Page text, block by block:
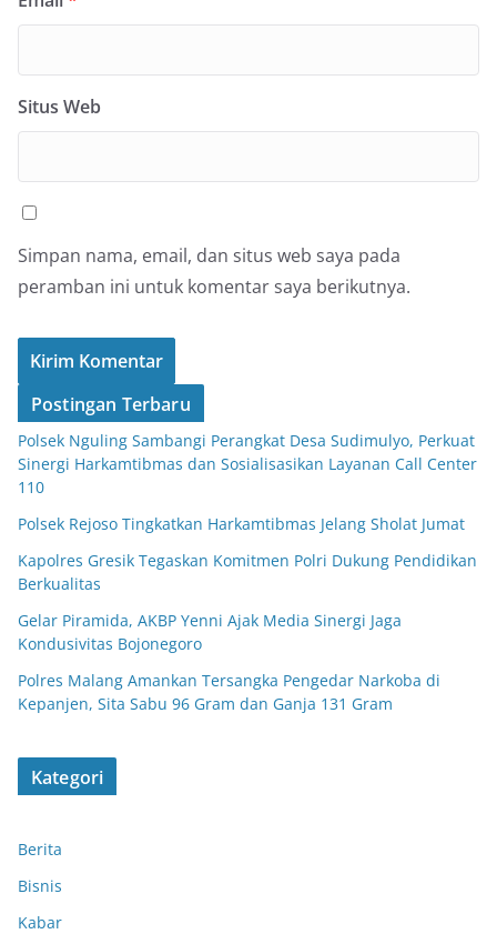
Situs Web
Simpan nama, email, dan situs web saya pada
peramban ini untuk komentar saya berikutnya.
Postingan Terbaru
Polsek Nguling Sambangi Perangkat Desa Sudimulyo, Perkuat
Sinergi Harkamtibmas dan Sosialisasikan Layanan Call Center
110
Polsek Rejoso Tingkatkan Harkamtibmas Jelang Sholat Jumat
Kapolres Gresik Tegaskan Komitmen Polri Dukung Pendidikan
Berkualitas
Gelar Piramida, AKBP Yenni Ajak Media Sinergi Jaga
Kondusivitas Bojonegoro
Polres Malang Amankan Tersangka Pengedar Narkoba di
Kepanjen, Sita Sabu 96 Gram dan Ganja 131 Gram
Kategori
Berita
Bisnis
Kabar